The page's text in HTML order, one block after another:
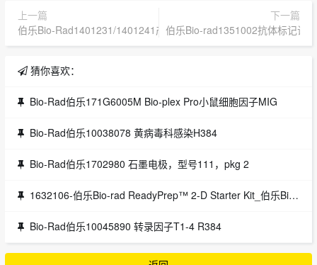
上一篇
伯乐Bio-Rad1401231/1401241产品介绍
下一篇
伯乐Bio-rad1351002抗体标记试
猜你喜欢：
Bio-Rad伯乐171G6005M Bio-plex Pro小鼠细胞因子MIG
Bio-Rad伯乐10038078 黄病毒科感染H384
Bio-Rad伯乐1702980 石墨电极，型号111，pkg 2
1632106-伯乐Bio-rad ReadyPrep™ 2-D Starter Kit_伯乐Bio-rad
Bio-Rad伯乐10045890 转录因子T1-4 R384